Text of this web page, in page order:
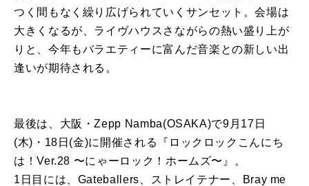
つく間もなく繰り広げられていくサンセット。会場は
大きくなるが、ライヴハウスさながらの熱い盛り上が
りと、今年もバラエティーに富んだ音楽との新しい出
逢いが期待される。
最後は、大阪・Zepp Namba(OSAKA)で9月17日
(木)・18日(金)に開催される『ロックロックこんにち
は！Ver.28 〜にゃーロック！ホームズ〜』。
1日目には、Gateballers、ストレイテナー、Bray me